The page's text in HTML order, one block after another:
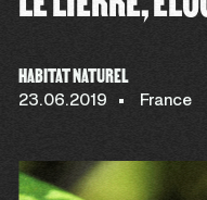
HABITAT NATUREL
23.06.2019 France